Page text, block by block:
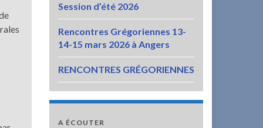
Session d’été 2026
Rencontres Grégoriennes 13-
14-15 mars 2026 à Angers
RENCONTRES GRÉGORIENNES
A ÉCOUTER